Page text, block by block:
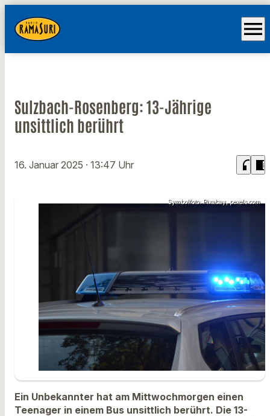
menu
Sulzbach-Rosenberg: 13-Jährige
unsittlich berührt
16. Januar 2025 · 13:47 Uhr headphones chrome_reader_mode
Symbolfoto: Pixabay, pexels.com
Ein Unbekannter hat am Mittwochmorgen einen
Teenager in einem Bus unsittlich berührt. Die 13-